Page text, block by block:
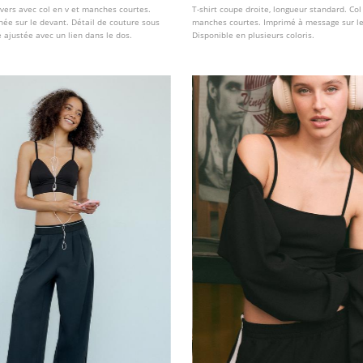
avec col en v et manches courtes.
sur le devant. Détail de couture sous
avec un lien dans le dos.
T-shirt coupe droite, longueur standard.
manches courtes. Imprimé à message sur
Disponible en plusieurs coloris.